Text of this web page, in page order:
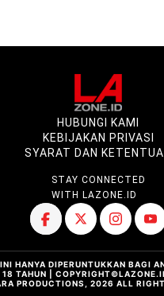
HUBUNGI KAMI
KEBIJAKAN PRIVASI
SYARAT DAN
STAY CONNECTED
WITH LAZONE.ID
HANYA DIPERUNTUKKAN BAGI
18 TAHUN |
PRODUCTIONS, 2026 ALL